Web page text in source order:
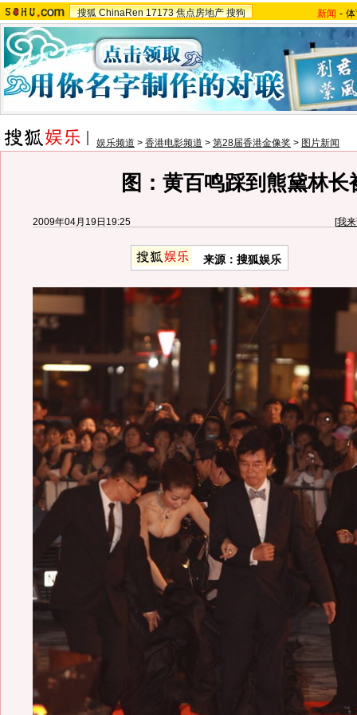
搜狐 ChinaRen 17173 焦点房地产 搜狗 新闻 -
娱乐频道 > 香港电影频道 > 第28届香港金像奖 > 图片新闻
图：黄百鸣踩到熊黛林长
2009年04月19日19:25 [我
来源： 搜狐娱乐